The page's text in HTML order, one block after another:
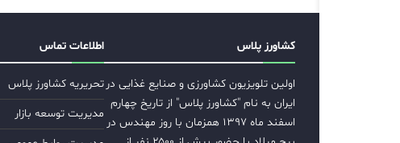
کشاورز پلاس
اولین تلویزیون کشاورزی و صنایع غذایی در
ایران به نام "کشاورز پلاس" از تاریخ چهارم
اسفند ماه ۱۳۹۷ همزمان با روز مهندس در
اطلاعات تماس
تحریریه کشاورز پلاس
مدیریت توسعه بازار